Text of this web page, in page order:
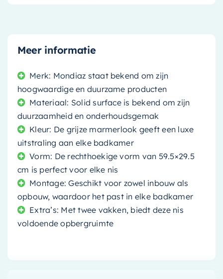
Meer informatie
Merk: Mondiaz staat bekend om zijn
hoogwaardige en duurzame producten
Materiaal: Solid surface is bekend om zijn
duurzaamheid en onderhoudsgemak
Kleur: De grijze marmerlook geeft een luxe
uitstraling aan elke badkamer
Vorm: De rechthoekige vorm van 59.5×29.5
cm is perfect voor elke nis
Montage: Geschikt voor zowel inbouw als
opbouw, waardoor het past in elke badkamer
Extra’s: Met twee vakken, biedt deze nis
voldoende opbergruimte